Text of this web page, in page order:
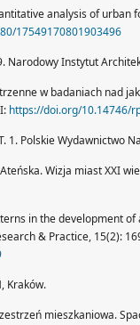
analysis of
17549170801903496
Narodowy Instytut
w badaniach nad
https://doi.org/10.14746/
1. Polskie Wydawnictwo
Wizja miast XXI
in the development
& Practice, 15(2):
Kraków.
mieszkaniowa.